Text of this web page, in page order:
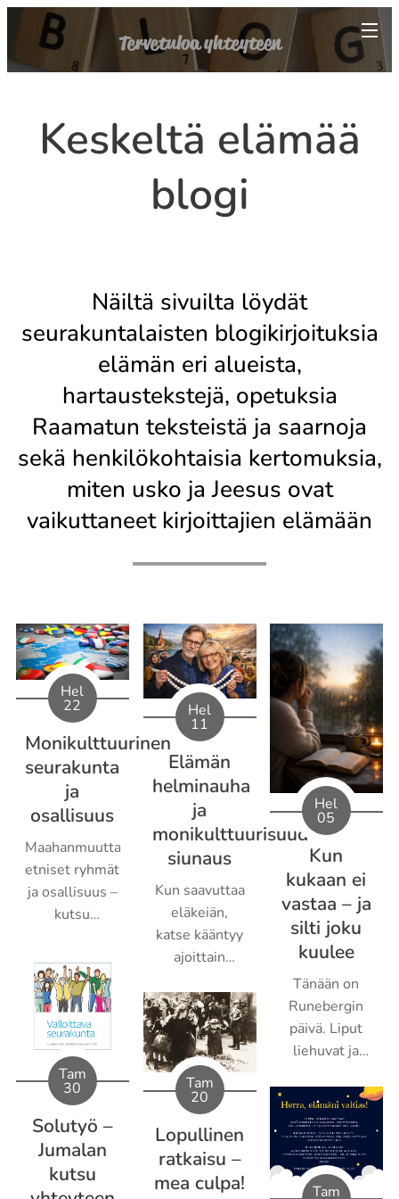
Tervetuloa yhteyteen
Keskeltä elämää
blogi
Näiltä sivuilta löydät
seurakuntalaisten blogikirjoituksia
elämän eri alueista,
hartaustekstejä, opetuksia
Raamatun teksteistä ja saarnoja
sekä henkilökohtaisia kertomuksia,
miten usko ja Jeesus ovat
vaikuttaneet kirjoittajien elämään
Hel
22
Monikulttuurinen
seurakunta
ja
osallisuus
Maahanmuuttajat,
etniset ryhmät
ja osallisuus –
kutsu
Hel
11
Elämän
helminauha
ja
monikulttuurisuuden
siunaus
Kun saavuttaa
eläkeiän,
katse kääntyy
ajoittain
vuosikymmenten
aikana on
tapahtunut.
Laskin
hiljattain,
montako
päivää
elämääni on
kertynyt: 25
Hel
05
Kun
kukaan ei
vastaa – ja
silti joku
kuulee
Tänään on
Runebergin
päivä. Liput
liehuvat ja
makealta
kahvikupin
äärellä. Hetki,
joka kutsuu
pysähtymään.
Tam
30
Solutyö –
Jumalan
kutsu
Tam
20
Lopullinen
ratkaisu –
mea culpa!
Tam